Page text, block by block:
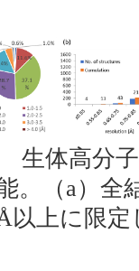
生体高分
。（a）全
以上に限